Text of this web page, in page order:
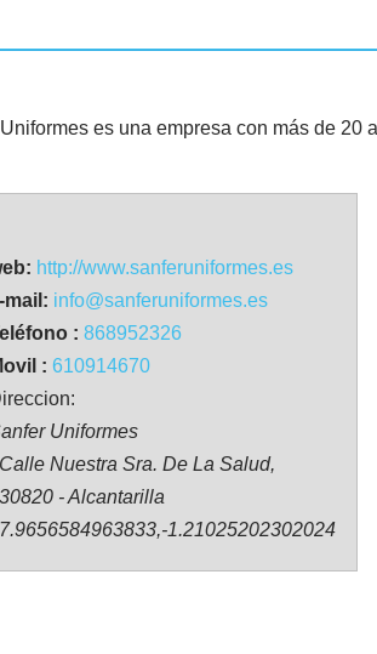
es una empresa con más de
http://www.sanferuniformes.es
mail: info@sanferuniformes.es
: 868952326
: 610914670
Uniformes
Nuestra Sra. De La Salud,
- Alcantarilla
1.21025202302024